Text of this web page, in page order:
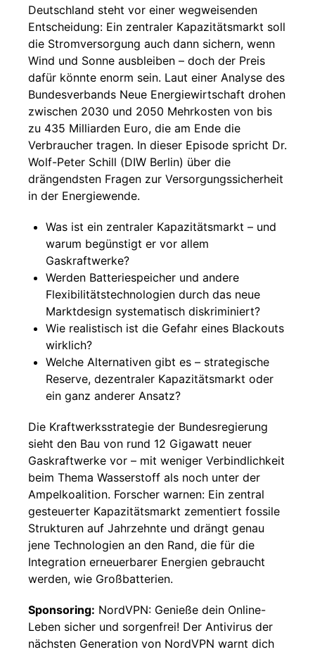
Deutschland steht vor einer wegweisenden
Entscheidung: Ein zentraler Kapazitätsmarkt soll
die Stromversorgung auch dann sichern, wenn
Wind und Sonne ausbleiben – doch der Preis
dafür könnte enorm sein. Laut einer Analyse des
Bundesverbands Neue Energiewirtschaft drohen
zwischen 2030 und 2050 Mehrkosten von bis
zu 435 Milliarden Euro, die am Ende die
Verbraucher tragen. In dieser Episode spricht Dr.
Wolf-Peter Schill (DIW Berlin) über die
drängendsten Fragen zur Versorgungssicherheit
in der Energiewende.
Was ist ein zentraler Kapazitätsmarkt – und
warum begünstigt er vor allem
Gaskraftwerke?
Werden Batteriespeicher und andere
Flexibilitätstechnologien durch das neue
Marktdesign systematisch diskriminiert?
Wie realistisch ist die Gefahr eines Blackouts
wirklich?
Welche Alternativen gibt es – strategische
Reserve, dezentraler Kapazitätsmarkt oder
ein ganz anderer Ansatz?
Die Kraftwerksstrategie der Bundesregierung
sieht den Bau von rund 12 Gigawatt neuer
Gaskraftwerke vor – mit weniger Verbindlichkeit
beim Thema Wasserstoff als noch unter der
Ampelkoalition. Forscher warnen: Ein zentral
gesteuerter Kapazitätsmarkt zementiert fossile
Strukturen auf Jahrzehnte und drängt genau
jene Technologien an den Rand, die für die
Integration erneuerbarer Energien gebraucht
werden, wie Großbatterien.
Sponsoring: NordVPN: Genieße dein Online-
Leben sicher und sorgenfrei! Der Antivirus der
nächsten Generation von NordVPN warnt dich